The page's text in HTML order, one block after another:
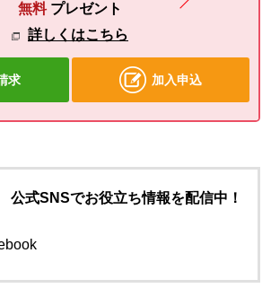
無料 プレゼント
詳しくはこちら
求 加入申込
式SNSでお役立ち情報を配信中！
ウィンドウで開きます。